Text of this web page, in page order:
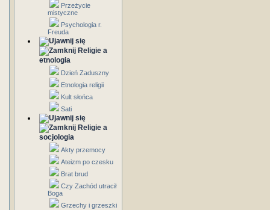
Przeżycie
mistyczne
Psychologia r.
Freuda
Religie a
etnologia
Dzień Zaduszny
Etnologia religii
Kult słońca
Sati
Religie a
socjologia
Akty przemocy
Ateizm po czesku
Brat brud
Czy Zachód utracił
Boga
Grzechy i grzeszki